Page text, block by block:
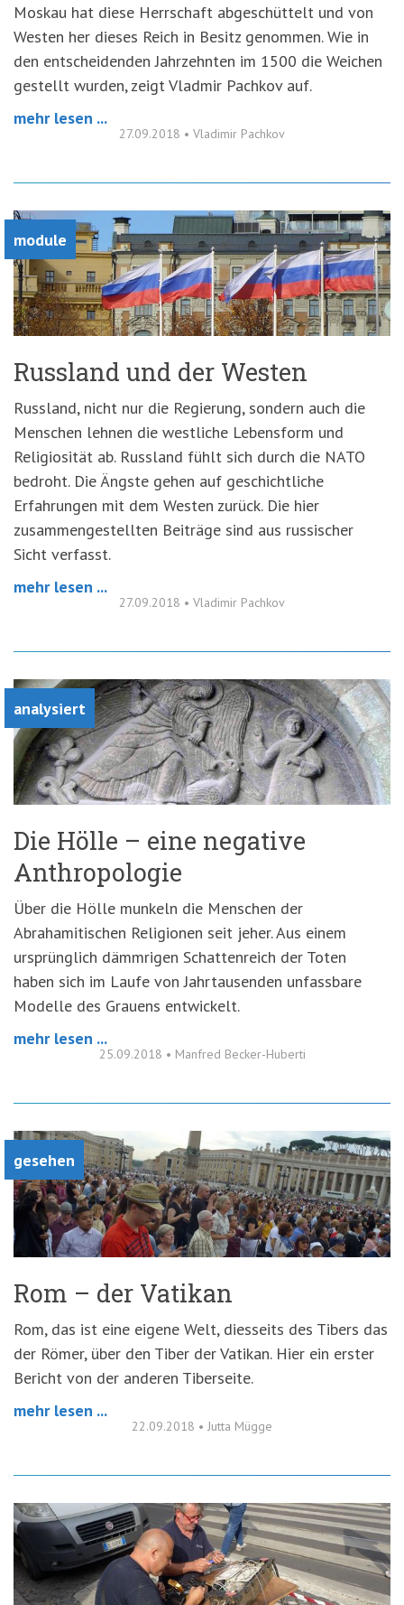
Moskau hat diese Herrschaft abgeschüttelt und von
Westen her dieses Reich in Besitz genommen. Wie in
den entscheidenden Jahrzehnten im 1500 die Weichen
gestellt wurden, zeigt Vladmir Pachkov auf.
mehr lesen ...
27.09.2018 • Vladimir Pachkov
module
Russland und der Westen
Russland, nicht nur die Regierung, sondern auch die
Menschen lehnen die westliche Lebensform und
Religiosität ab. Russland fühlt sich durch die NATO
bedroht. Die Ängste gehen auf geschichtliche
Erfahrungen mit dem Westen zurück. Die hier
zusammengestellten Beiträge sind aus russischer
Sicht verfasst.
mehr lesen ...
27.09.2018 • Vladimir Pachkov
analysiert
Die Hölle – eine negative
Anthropologie
Über die Hölle munkeln die Menschen der
Abrahamitischen Religionen seit jeher. Aus einem
ursprünglich dämmrigen Schattenreich der Toten
haben sich im Laufe von Jahrtausenden unfassbare
Modelle des Grauens entwickelt.
mehr lesen ...
25.09.2018 • Manfred Becker-Huberti
gesehen
Rom – der Vatikan
Rom, das ist eine eigene Welt, diesseits des Tibers das
der Römer, über den Tiber der Vatikan. Hier ein erster
Bericht von der anderen Tiberseite.
mehr lesen ...
22.09.2018 • Jutta Mügge